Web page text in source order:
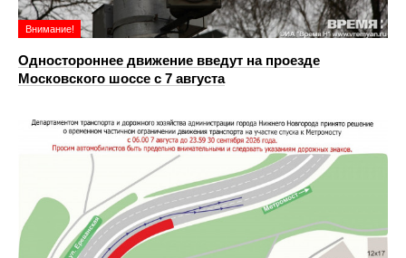
Внимание!
Одностороннее движение введут на проезде
Московского шоссе с 7 августа